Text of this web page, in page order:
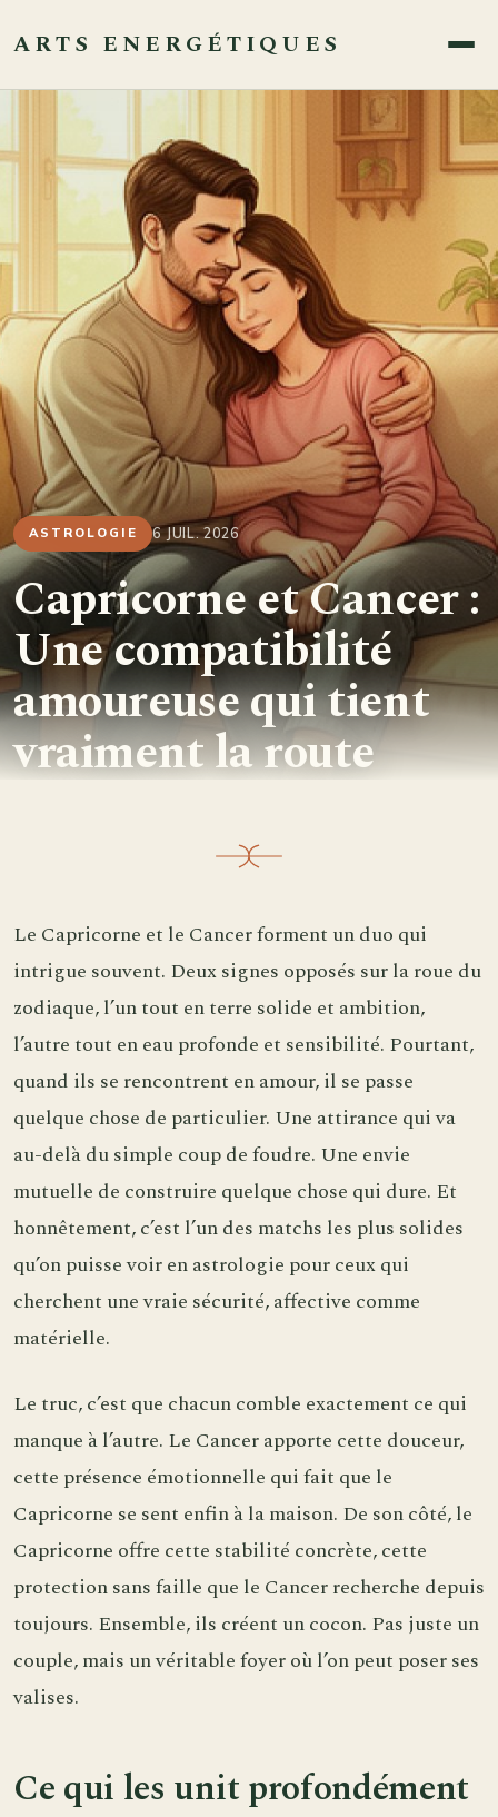
ARTS ENERGÉTIQUES
ASTROLOGIE 6 JUIL. 2026
Capricorne et Cancer :
Une compatibilité
amoureuse qui tient
vraiment la route
Le Capricorne et le Cancer forment un duo qui
intrigue souvent. Deux signes opposés sur la roue du
zodiaque, l’un tout en terre solide et ambition,
l’autre tout en eau profonde et sensibilité. Pourtant,
quand ils se rencontrent en amour, il se passe
quelque chose de particulier. Une attirance qui va
au-delà du simple coup de foudre. Une envie
mutuelle de construire quelque chose qui dure. Et
honnêtement, c’est l’un des matchs les plus solides
qu’on puisse voir en astrologie pour ceux qui
cherchent une vraie sécurité, affective comme
matérielle.
Le truc, c’est que chacun comble exactement ce qui
manque à l’autre. Le Cancer apporte cette douceur,
cette présence émotionnelle qui fait que le
Capricorne se sent enfin à la maison. De son côté, le
Capricorne offre cette stabilité concrète, cette
protection sans faille que le Cancer recherche depuis
toujours. Ensemble, ils créent un cocon. Pas juste un
couple, mais un véritable foyer où l’on peut poser ses
valises.
Ce qui les unit profondément